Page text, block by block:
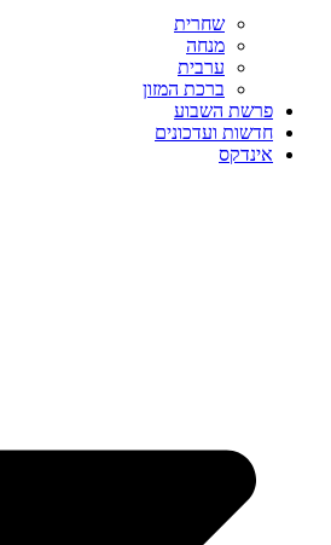
שחרית
מנחה
ערבית
ברכת המזון
פרשת השבוע
חדשות ועדכונים
אינדקס